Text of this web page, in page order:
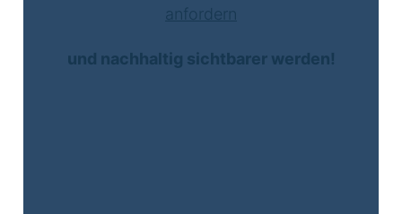
anfordern
und nachhaltig sichtbarer werden!